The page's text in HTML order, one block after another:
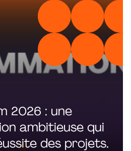
2026 : une
ambitieuse qui
des projets.